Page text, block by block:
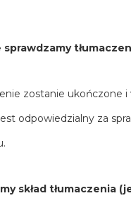
sprawdzamy
zostanie ukończone
odpowiedzialny za
skład tłumaczenia